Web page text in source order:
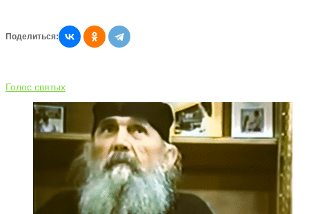
Поделиться:
Голос святых